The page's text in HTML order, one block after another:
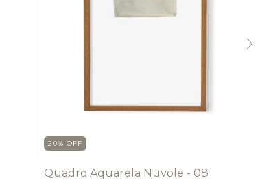
20%OFF
Quadro Aquarela Nuvole - 08